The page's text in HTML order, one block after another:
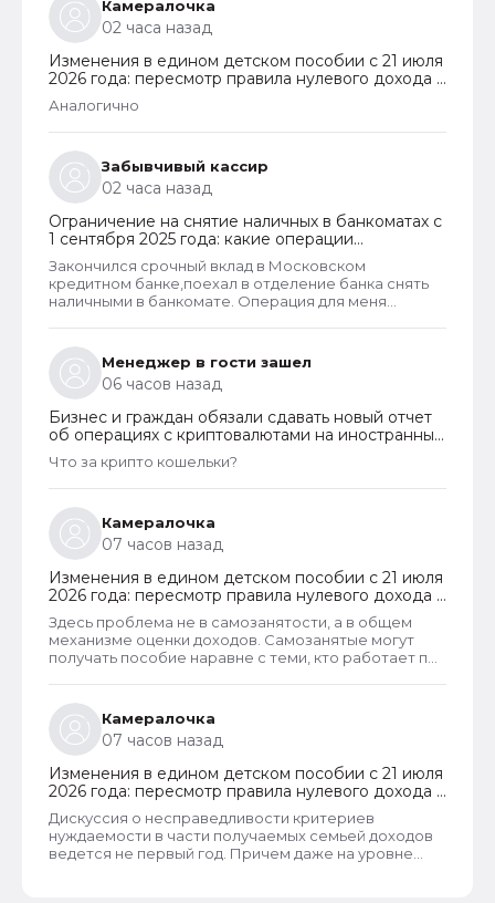
Камералочка
02 часа назад
Изменения в едином детском пособии с 21 июля
2026 года: пересмотр правила нулевого дохода и
новый порядок оформления пособий по месту
пребывания
Аналогично
Забывчивый кассир
02 часа назад
Ограничение на снятие наличных в банкоматах с
1 сентября 2025 года: какие операции
заблокируют и как отменить запрет
Закончился срочный вклад в Московском
кредитном банке,поехал в отделение банка снять
наличными в банкомате. Операция для меня
ликвидировали.
Менеджер в гости зашел
06 часов назад
Бизнес и граждан обязали сдавать новый отчет
об операциях с криптовалютами на иностранных
платформах
Что за крипто кошельки?
Камералочка
07 часов назад
Изменения в едином детском пособии с 21 июля
2026 года: пересмотр правила нулевого дохода и
новый порядок оформления пособий по месту
пребывания
Здесь проблема не в самозанятости, а в общем
механизме оценки доходов. Самозанятые могут
получать пособие наравне с теми, кто работает по
критерию нуждаемости. Согласно данному
критерию, их среднедушевой доход не должен
превышать прожиточный минимум на каждого
члена семьи. И если доход заявителя хотя бы на 1
рубль превысит установленный предел, то в
пособии отказывают, что конечно же
несправедливо.
Камералочка
07 часов назад
Изменения в едином детском пособии с 21 июля
2026 года: пересмотр правила нулевого дохода и
новый порядок оформления пособий по месту
пребывания
Дискуссия о несправедливости критериев
нуждаемости в части получаемых семьей доходов
ведется не первый год. Причем даже на уровне